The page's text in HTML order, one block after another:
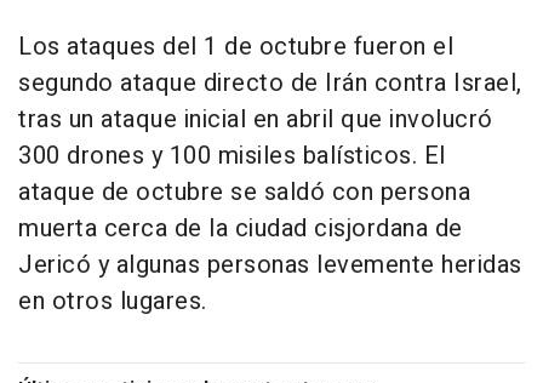
Los ataques del 1 de octubre fueron el
segundo ataque directo de Irán contra Israel,
tras un ataque inicial en abril que involucró
300 drones y 100 misiles balísticos. El
ataque de octubre se saldó con persona
muerta cerca de la ciudad cisjordana de
Jericó y algunas personas levemente heridas
en otros lugares.